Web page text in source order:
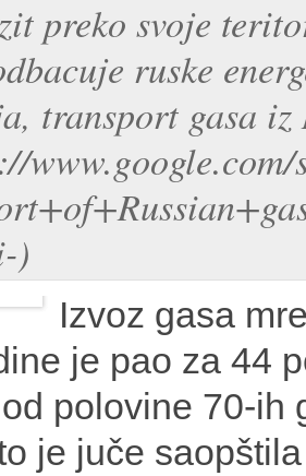
preko svoje
ruske
transport gasa
www.google.com/
)
Izvoz gasa
je pao za 44
polovine 70-ih
je juče